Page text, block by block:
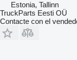
Estonia, Tallinn
TruckParts Eesti OÜ
Contacte con el